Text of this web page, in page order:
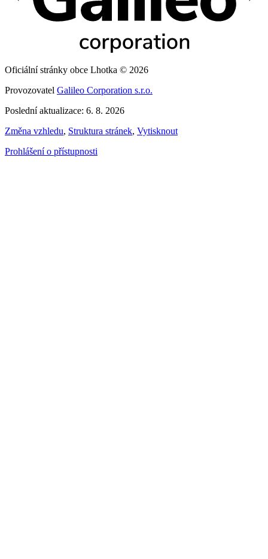
Oficiální stránky obce Lhotka © 2026
Provozovatel Galileo Corporation s.r.o.
Poslední aktualizace: 6. 8. 2026
Změna vzhledu, Struktura stránek, Vytisknout
Prohlášení o přístupnosti